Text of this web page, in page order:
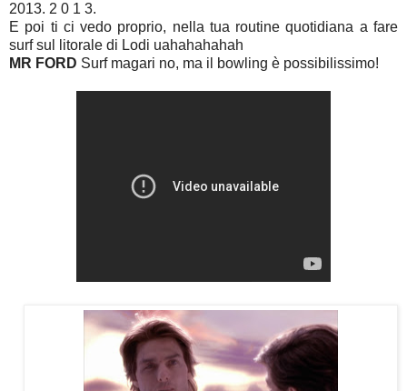
2013. 2 0 1 3.
E poi ti ci vedo proprio, nella tua routine quotidiana a fare
surf sul litorale di Lodi uahahahahah
MR FORD Surf magari no, ma il bowling è possibilissimo!